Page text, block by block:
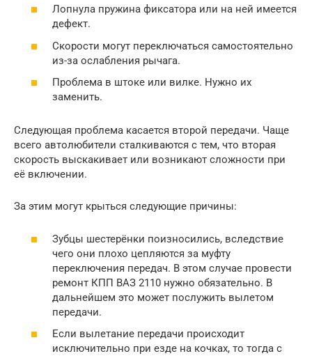
Лопнула пружина фиксатора или на ней имеется
дефект.
Скорости могут переключаться самостоятельно
из-за ослабления рычага.
Проблема в штоке или вилке. Нужно их
заменить.
Следующая проблема касается второй передачи. Чаще
всего автолюбители сталкиваются с тем, что вторая
скорость выскакивает или возникают сложности при
её включении.
За этим могут крыться следующие причины:
Зубцы шестерёнки поизносились, вследствие
чего они плохо цепляются за муфту
переключения передач. В этом случае провести
ремонт КПП ВАЗ 2110 нужно обязательно. В
дальнейшем это может послужить вылетом
передачи.
Если вылетание передачи происходит
исключительно при езде на кочках, то тогда с